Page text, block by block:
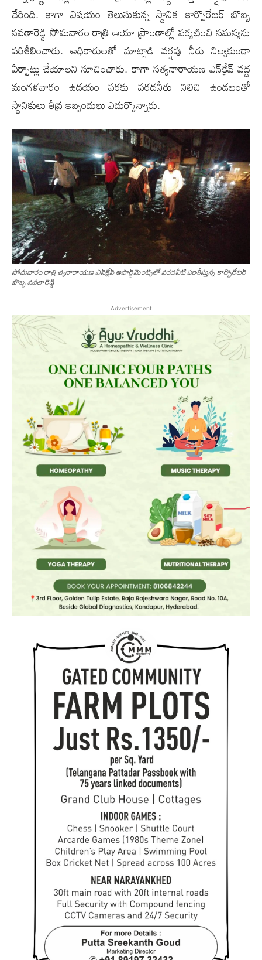
చేరింది. కాగా విష‌యం తెలుసుకున్న స్థానిక కార్పొరేట‌ర్ బొబ్బ
న‌వ‌తారెడ్డి సోమ‌వారం రాత్రి ఆయా ప్రాంతాల్లో ప‌ర్య‌టించి స‌మ‌స్య‌ను
ప‌రిశీలించారు. అధికారుల‌తో మాట్లాడి వ‌ర్ష‌పు నీరు నిల్వ‌కుండా
ఏర్పాట్లు చేయాల‌ని సూచించారు. కాగా స‌త్య‌నారాయ‌ణ ఎన్‌క్లేవ్ వ‌ద్ద
మంగ‌ళ‌వారం ఉద‌యం వ‌ర‌కు వ‌ర‌ద‌నీరు నిలిచి ఉండ‌టంతో
స్థానికులు తీవ్ర ఇబ్బందులు ఎదుర్కొన్నారు.
సోమ‌వారం రాత్రి ‌త్య‌నారాయ‌ణ ఎన్‌క్లేవ్ అపార్ట్‌మెంట్స్‌లో వ‌ర‌ద‌నీటి ప‌రిశీస్తున్న కార్పొరేట‌ర్
బొబ్బ న‌వ‌తారెడ్డి
Advertisement